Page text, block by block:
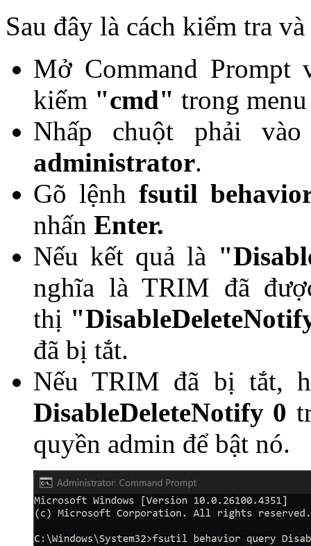
Sau đây là cách kiểm tra
Mở Command Prompt
kiếm "cmd" trong
Nhấp chuột phải
administrator.
Gõ lệnh fsutil
nhấn Enter.
Nếu kết quả là
nghĩa là TRIM đã
thị
đã bị tắt.
Nếu TRIM đã bị tắt,
DisableDeleteNotify 0
quyền admin để bật nó.